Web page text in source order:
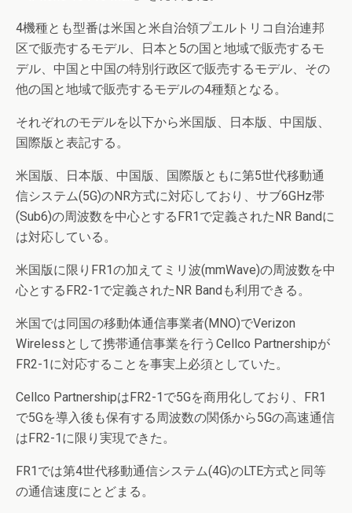
4機種とも型番は米国と米自治領プエルトリコ自治連邦
区で販売するモデル、日本と5の国と地域で販売するモ
デル、中国と中国の特別行政区で販売するモデル、その
他の国と地域で販売するモデルの4種類となる。
それぞれのモデルを以下から米国版、日本版、中国版、
国際版と表記する。
米国版、日本版、中国版、国際版ともに第5世代移動通
信システム(5G)のNR方式に対応しており、サブ6GHz帯
(Sub6)の周波数を中心とするFR1で定義されたNR Bandに
は対応している。
米国版に限りFR1の加えてミリ波(mmWave)の周波数を中
心とするFR2-1で定義されたNR Bandも利用できる。
米国では同国の移動体通信事業者(MNO)でVerizon
Wirelessとして携帯通信事業を行うCellco Partnershipが
FR2-1に対応することを事実上必須としていた。
Cellco PartnershipはFR2-1で5Gを商用化しており、FR1
で5Gを導入後も保有する周波数の関係から5Gの高速通信
はFR2-1に限り実現できた。
FR1では第4世代移動通信システム(4G)のLTE方式と同等
の通信速度にとどまる。